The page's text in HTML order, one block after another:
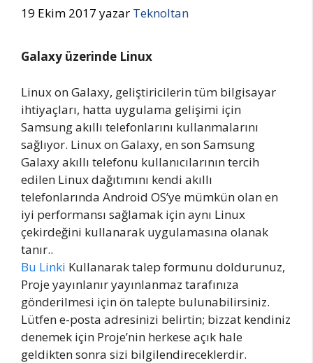
19 Ekim 2017 yazar Teknoltan
Galaxy üzerinde Linux
Linux on Galaxy, geliştiricilerin tüm bilgisayar
ihtiyaçları, hatta uygulama gelişimi için
Samsung akıllı telefonlarını kullanmalarını
sağlıyor. Linux on Galaxy, en son Samsung
Galaxy akıllı telefonu kullanıcılarının tercih
edilen Linux dağıtımını kendi akıllı
telefonlarında Android OS’ye mümkün olan en
iyi performansı sağlamak için aynı Linux
çekirdeğini kullanarak uygulamasına olanak
tanır..
Bu Linki Kullanarak talep formunu doldurunuz,
Proje yayınlanır yayınlanmaz tarafınıza
gönderilmesi için ön talepte bulunabilirsiniz.
Lütfen e-posta adresinizi belirtin; bizzat kendiniz
denemek için Proje’nin herkese açık hale
geldikten sonra sizi bilgilendireceklerdir.